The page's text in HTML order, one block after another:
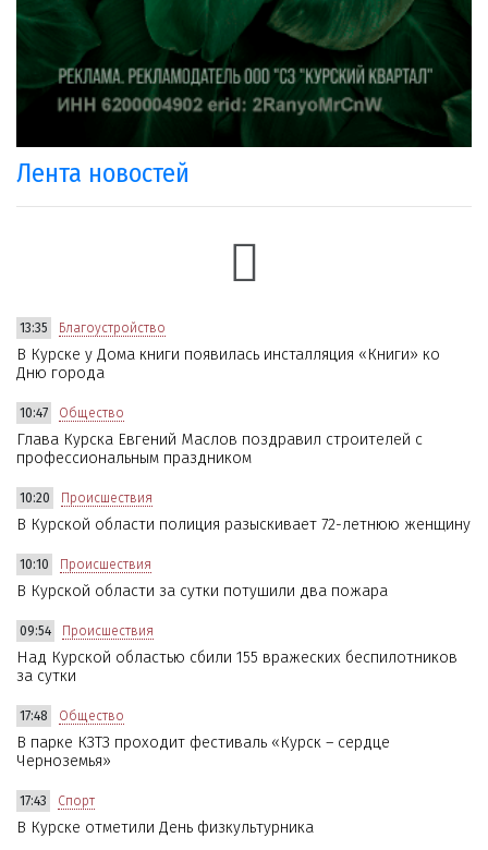
Лента новостей
13:35 Благоустройство
В Курске у Дома книги появилась инсталляция «Книги» ко
Дню города
10:47 Общество
Глава Курска Евгений Маслов поздравил строителей с
профессиональным праздником
10:20 Происшествия
В Курской области полиция разыскивает 72-летнюю женщину
10:10 Происшествия
В Курской области за сутки потушили два пожара
09:54 Происшествия
Над Курской областью сбили 155 вражеских беспилотников
за сутки
17:48 Общество
В парке КЗТЗ проходит фестиваль «Курск – сердце
Черноземья»
17:43 Спорт
В Курске отметили День физкультурника